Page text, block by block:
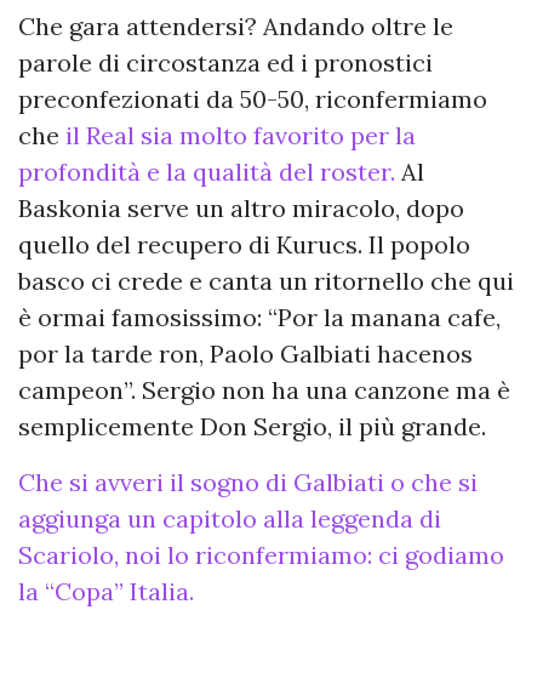
Che gara attendersi? Andando oltre le
parole di circostanza ed i pronostici
preconfezionati da 50-50, riconfermiamo
che il Real sia molto favorito per la
profondità e la qualità del roster. Al
Baskonia serve un altro miracolo, dopo
quello del recupero di Kurucs. Il popolo
basco ci crede e canta un ritornello che qui
è ormai famosissimo: “Por la manana cafe,
por la tarde ron, Paolo Galbiati hacenos
campeon”. Sergio non ha una canzone ma è
semplicemente Don Sergio, il più grande.
Che si avveri il sogno di Galbiati o che si
aggiunga un capitolo alla leggenda di
Scariolo, noi lo riconfermiamo: ci godiamo
la “Copa” Italia.